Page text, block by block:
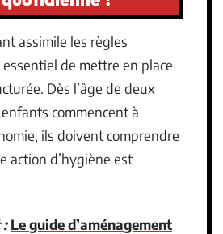
assimile les règles
de mettre en place
Dès l’âge de deux
commencent à
ils doivent comprendre
action d’hygiène est
: Le guide d’aménagement